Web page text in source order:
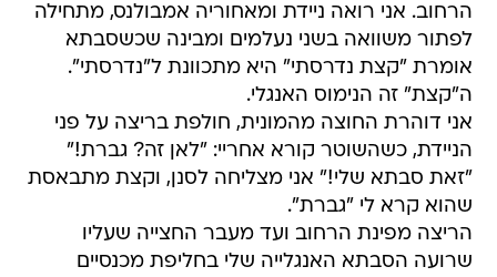
הרחוב. אני רואה ניידת ומאחוריה אמבולנס, מתחילה
לפתור משוואה בשני נעלמים ומבינה שכשסבתא
אומרת "קצת נדרסתי" היא מתכוונת ל"נדרסתי".
ה"קצת" זה הנימוס האנגלי.
אני דוהרת החוצה מהמונית, חולפת בריצה על פני
הניידת, כשהשוטר קורא אחריי: "לאן זה? גברת!"
"זאת סבתא שלי!" אני מצליחה לסנן, וקצת מתבאסת
שהוא קרא לי "גברת".
הריצה מפינת הרחוב ועד מעבר החצייה שעליו
שרועה הסבתא האנגלייה שלי בחליפת מכנסיים